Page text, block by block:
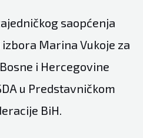
saopćenja
Marina Vukoje za
i Hercegovine
u Predstavničkom
BiH.